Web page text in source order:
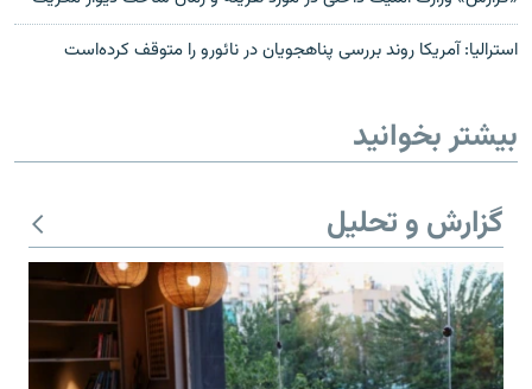
استرالیا: آمریکا روند بررسی پناهجویان در نائورو را متوقف کرده‌است
بیشتر بخوانید
گزارش و تحلیل